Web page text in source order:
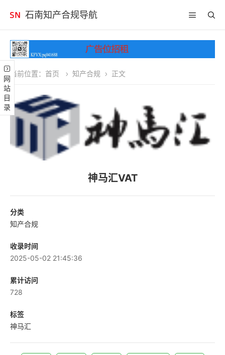
石南知产合规导航
网站目录
当前位置： 首页 知产合规 正文
神马汇VAT
分类
知产合规
收录时间
2025-05-02 21:45:36
累计访问
728
标签
神马汇